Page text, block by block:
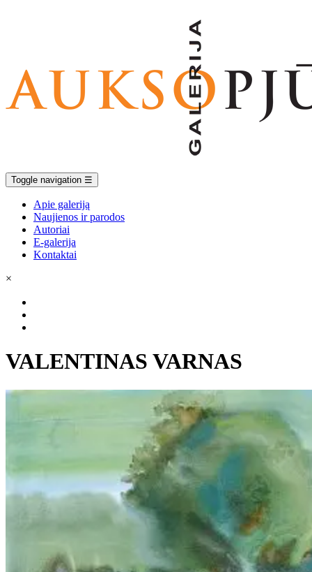
Toggle navigation ☰
Apie galeriją
Naujienos ir parodos
Autoriai
E-galerija
Kontaktai
×
VALENTINAS VARNAS